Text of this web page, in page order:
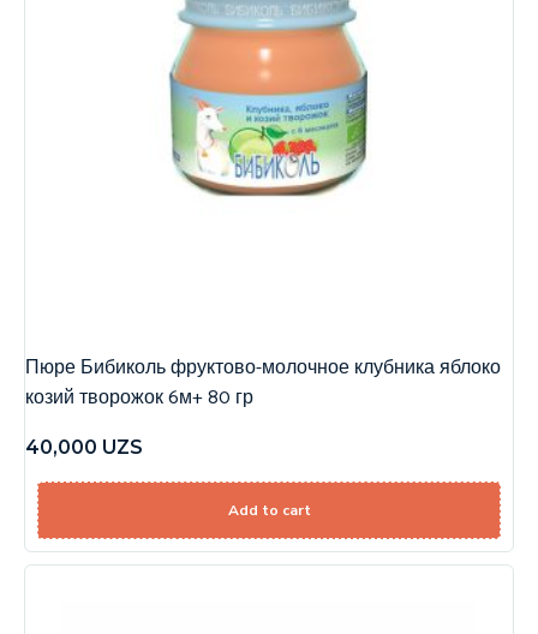
Пюре Бибиколь фруктово-молочное клубника яблоко
козий творожок 6м+ 80 гр
40,000 UZS
Add to cart